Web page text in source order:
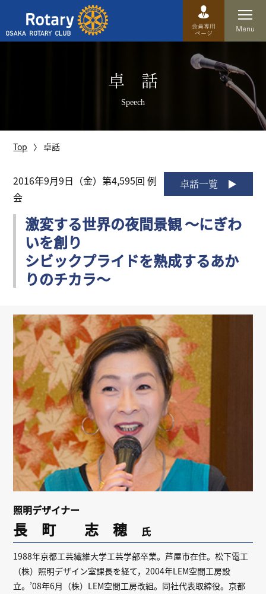
運営方針
歴史
特徴
理事・役員・委員会
リンク
会員専用ページ
English
卓 話
Speech
Top 卓話
卓話一覧
2016年9月9日（金）第4,595回 例
会
激変する世界の夜間景観 ～にぎわ
いを創り
シビックプライドを熟成するあか
りのチカラ～
照明デザイナー
長 町 志 穂 氏
1988年京都工芸繊維大学工芸学部卒業。芦屋市在住。松下電工
（株）照明デザイン室課長を経て，2004年LEM空間工房設
立。’08年6月（株）LEM空間工房改組。同社代表取締役。京都